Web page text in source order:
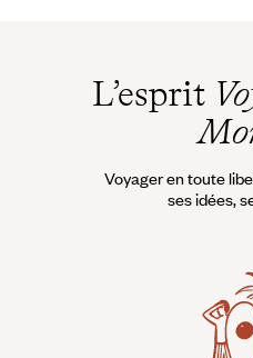
L’esprit
Voyager en toute
ses idées,